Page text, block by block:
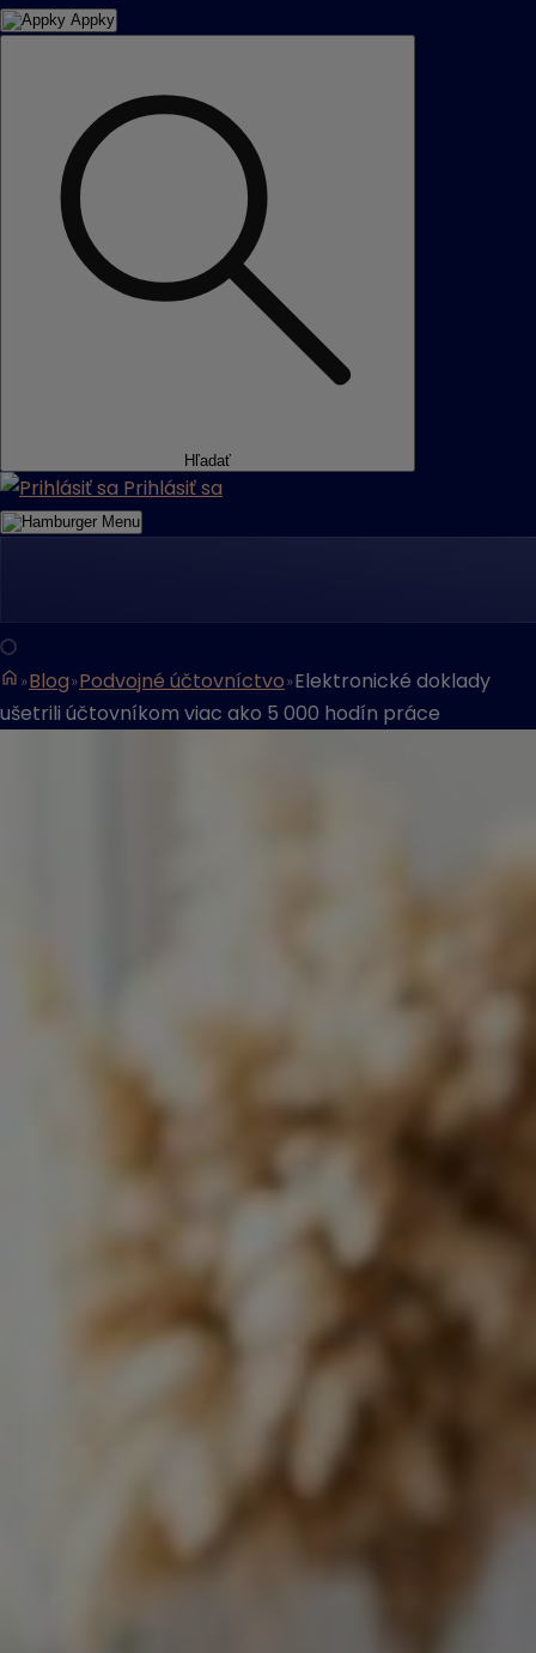
Appky
Hľadať
Prihlásiť sa
Menu
Blog Podvojné účtovníctvo Elektronické doklady
ušetrili účtovníkom viac ako 5 000 hodín práce